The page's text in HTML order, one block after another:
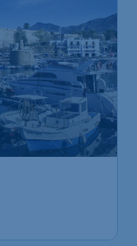
€170*
à partir de